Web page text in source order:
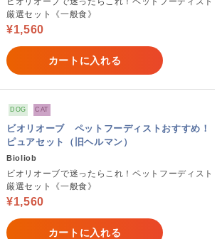
厳選セット《一般食》
¥1,560
カートに入れる
DOG CAT
ビオリオーブ ペットフーディストおすすめ！
ピュアセット（旧ヘルマン）
Bioliob
ビオリオーブで迷ったらこれ！ペットフーディスト
厳選セット《一般食》
¥1,560
カートに入れる